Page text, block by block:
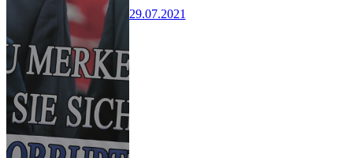
29.07.2021